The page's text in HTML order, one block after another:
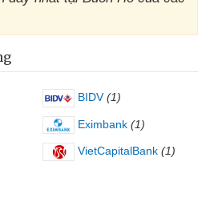
BIDV (1)
Eximbank (1)
VietCapitalBank (1)